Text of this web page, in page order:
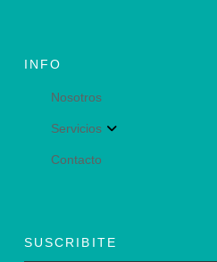
INFO
Nosotros
Servicios
Contacto
SUSCRIBITE